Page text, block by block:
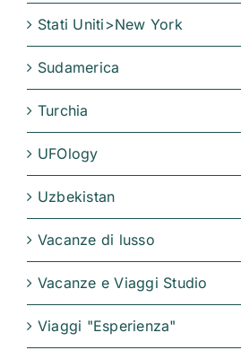
Stati Uniti>New York
Sudamerica
Turchia
UFOlogy
Uzbekistan
Vacanze di lusso
Vacanze e Viaggi Studio
Viaggi "Esperienza"